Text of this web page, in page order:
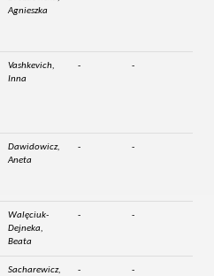
Agnieszka
Vashkevich,
Inna
- -
Dawidowicz,
Aneta
- -
Walęciuk-
Dejneka,
Beata
- -
Sacharewicz,
- -